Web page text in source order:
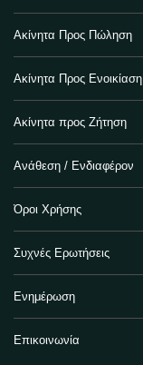
Ακίνητα Προς Πώληση
Ακίνητα Προς Ενοικίαση
Ακίνητα προς Ζήτηση
Ανάθεση / Ενδιαφέρον
Όροι Χρήσης
Συχνές Ερωτήσεις
Ενημέρωση
Επικοινωνία